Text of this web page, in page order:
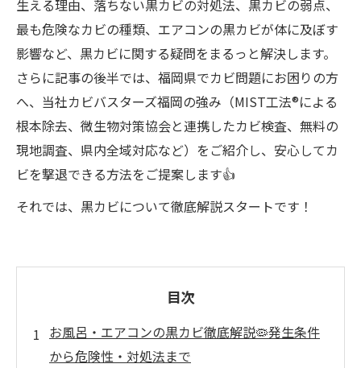
生える理由、落ちない黒カビの対処法、黒カビの弱点、
最も危険なカビの種類、エアコンの黒カビが体に及ぼす
影響など、黒カビに関する疑問をまるっと解決します。
さらに記事の後半では、福岡県でカビ問題にお困りの方
へ、当社カビバスターズ福岡の強み（MIST工法®による
根本除去、微生物対策協会と連携したカビ検査、無料の
現地調査、県内全域対応など）をご紹介し、安心してカ
ビを撃退できる方法をご提案します👍
それでは、黒カビについて徹底解説スタートです！
目次
お風呂・エアコンの黒カビ徹底解説🦠発生条件
から危険性・対処法まで